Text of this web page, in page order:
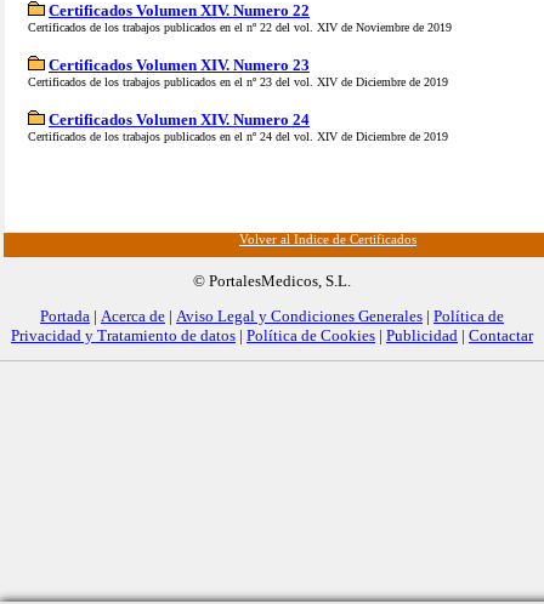
Certificados Volumen XIV. Numero 22
Certificados de los trabajos publicados en el nº 22 del vol. XIV de Noviembre de 2019
Certificados Volumen XIV. Numero 23
Certificados de los trabajos publicados en el nº 23 del vol. XIV de Diciembre de 2019
Certificados Volumen XIV. Numero 24
Certificados de los trabajos publicados en el nº 24 del vol. XIV de Diciembre de 2019
Volver al Índice de Certificados
© PortalesMedicos, S.L.
Portada | Acerca de | Aviso Legal y Condiciones Generales | Política de
Privacidad y Tratamiento de datos | Política de Cookies | Publicidad | Contactar